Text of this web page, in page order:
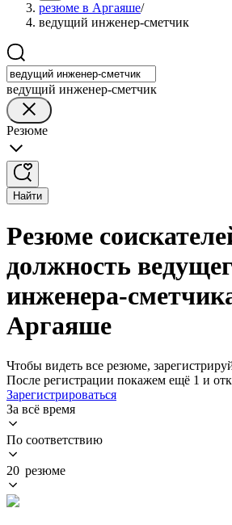
резюме в Аргаяше/
ведущий инженер-сметчик
ведущий инженер-сметчик
Резюме
Найти
Резюме
должность
инженера-
Аргаяше
Чтобы видеть все резюме,
После регистрации покажем ещё 1 и
Зарегистрироваться
За всё время
По соответствию
20 резюме